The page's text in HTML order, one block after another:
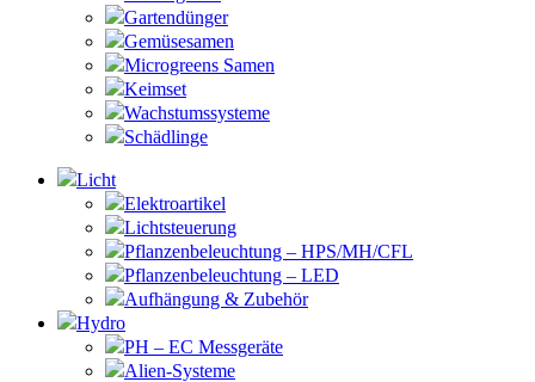
Gartendünger
Gemüsesamen
Microgreens Samen
Keimset
Wachstumssysteme
Schädlinge
Licht
Elektroartikel
Lichtsteuerung
Pflanzenbeleuchtung – HPS/MH/CFL
Pflanzenbeleuchtung – LED
Aufhängung & Zubehör
Hydro
PH – EC Messgeräte
Alien-Systeme